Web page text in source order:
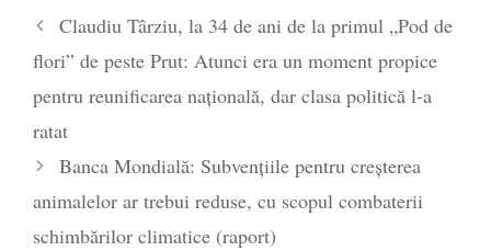
Claudiu Târziu, la 34 de ani de la primul „Pod de
flori” de peste Prut: Atunci era un moment propice
pentru reunificarea națională, dar clasa politică l-a
ratat
Banca Mondială: Subvențiile pentru creșterea
animalelor ar trebui reduse, cu scopul combaterii
schimbărilor climatice (raport)